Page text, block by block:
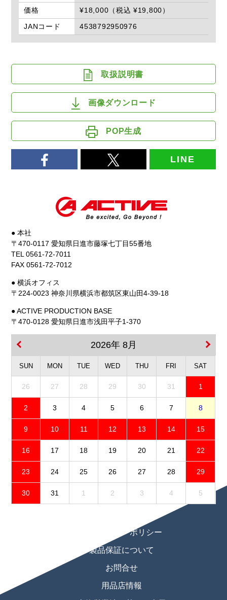
価格
¥18,000（税込 ¥19,800）
JANコード
4538792950976
取扱説明書
画像ダウンロード
POP生成
LINE
● 本社
〒470-0117 愛知県日進市藤塚七丁目55番地
TEL 0561-72-7011
FAX 0561-72-7012
● 横浜オフィス
〒224-0023 神奈川県横浜市都筑区東山田4-39-18
● ACTIVE PRODUCTION BASE
〒470-0128 愛知県日進市浅田平子1-370
2026年 8月
SUN MON TUE WED THU FRI SAT
26 27 28 29 30 31 1
2 3 4 5 6 7 8
9 10 11 12 13 14 15
16 17 18 19 20 21 22
23 24 25 26 27 28 29
30 31 1 2 3 4 5
プライバシーポリシー
製品保証について
お問合せ
用品店情報